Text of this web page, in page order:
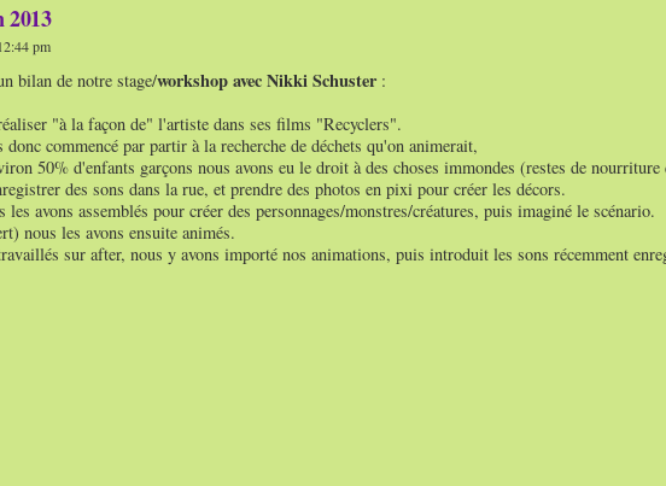
2013
pm
bilan de notre stage/workshop avec Nikki Schuster:
"à la façon de" l'artiste dans ses films "Recyclers".
commencé par partir à la recherche de déchets qu'on animerait,
50% d'enfants garçons nous avons eu le droit à des choses immondes (restes de
des sons dans la rue, et prendre des photos en pixi pour créer les décors.
avons assemblés pour créer des personnages/monstres/créatures, puis imaginé le scénario.
nous les avons ensuite animés.
sur after, nous y avons importé nos animations, puis introduit les sons récemment